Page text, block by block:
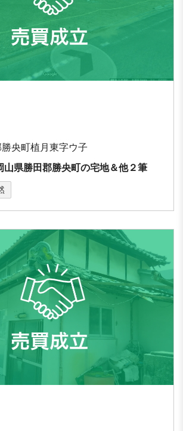
央町植月東字ウ子
山県勝田郡勝央町の宅地＆他２筆